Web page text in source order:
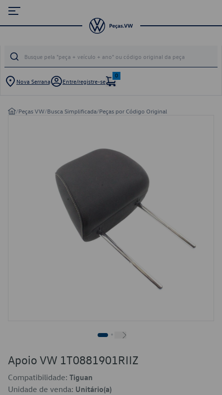
Nova Serrana Entre/registre-se
0
/Peças VW/Busca Simplificada/Peças por Código Original
Apoio VW 1T0881901RIIZ
Compatibilidade: Tiguan
Unidade de venda: Unitário(a)